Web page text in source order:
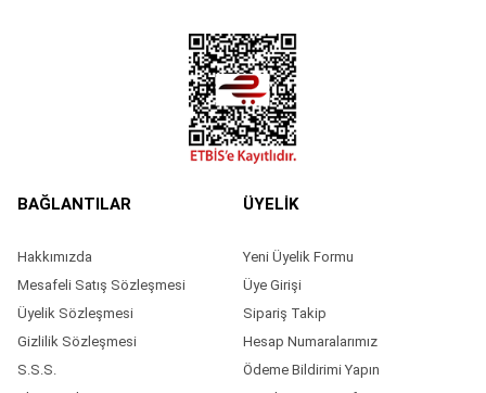
BAĞLANTILAR
Hakkımızda
Mesafeli Satış Sözleşmesi
Üyelik Sözleşmesi
Gizlilik Sözleşmesi
S.S.S.
ÜYELİK
Yeni Üyelik Formu
Üye Girişi
Sipariş Takip
Hesap Numaralarımız
Ödeme Bildirimi Yapın